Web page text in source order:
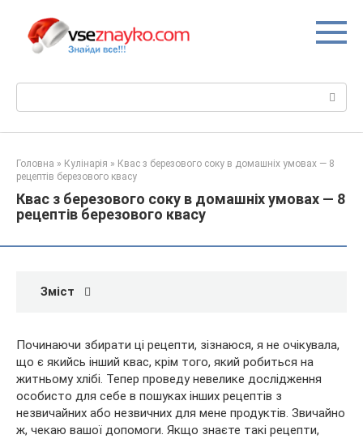
вмісту
Головна » Кулінарія » Квас з березового соку в домашніх умовах — 8
рецептів березового квасу
Квас з березового соку в домашніх умовах — 8
рецептів березового квасу
Зміст
Починаючи збирати ці рецепти, зізнаюся, я не очікувала,
що є якийсь інший квас, крім того, який робиться на
житньому хлібі. Тепер проведу невелике дослідження
особисто для себе в пошуках інших рецептів з
незвичайних або незвичних для мене продуктів. Звичайно
ж, чекаю вашої допомоги. Якщо знаєте такі рецепти,